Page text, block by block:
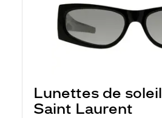
Lunettes de soleil
Saint Laurent